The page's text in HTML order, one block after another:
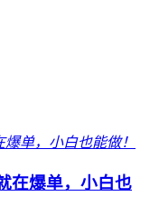
在爆单，小白也